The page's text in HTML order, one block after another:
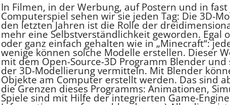
In Filmen, in der Werbung, auf Postern und in fast
Computerspiel sehen wir sie jeden Tag: Die 3D-
den letzten Jahren ist die Rolle der
mehr eine Selbstverständlichkeit geworden. Egal
oder ganz einfach gehalten wie in „Minecraft“:
wenige können solche Modelle erstellen. Dieser
mit dem Open-Source-3D Programm Blender
der 3D-Modellierung vermitteln. Mit Blender
Objekte am Computer erstellt werden. Das sind
die Grenzen dieses Programms: Animationen,
Spiele sind mit Hilfe der integrierten Game-